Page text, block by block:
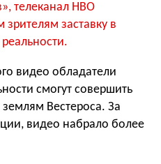
телеканал HBO
зрителям заставку в
видео обладатели
смогут совершить
землям Вестероса. За
видео набрало более